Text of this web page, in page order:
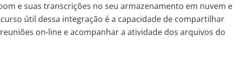
e suas transcrições no seu armazenamento em nuvem e
útil dessa integração é a capacidade de compartilhar
on-line e acompanhar a atividade dos arquivos do